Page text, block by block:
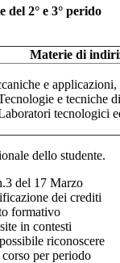
2° e 3° perido
Materie di
e
e tecniche
tecnologici
dello studente.
del 17 Marzo
dei crediti
formativo
in contesti
riconoscere
per periodo